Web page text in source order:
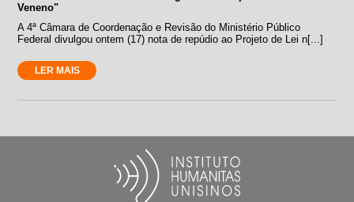
Veneno"
A 4ª Câmara de Coordenação e Revisão do Ministério Público
Federal divulgou ontem (17) nota de repúdio ao Projeto de Lei n[...]
LER MAIS